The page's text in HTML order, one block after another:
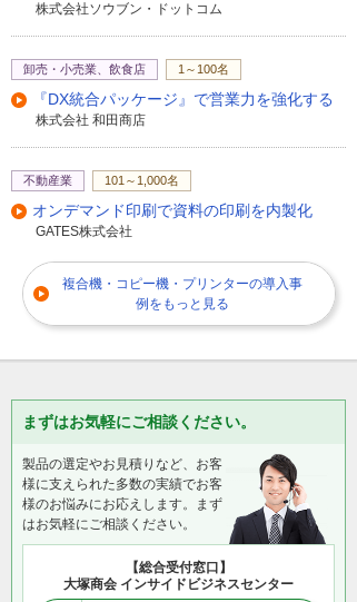
株式会社ソウブン・ドットコム
卸売・小売業、飲食店 1～100名
『DX統合パッケージ』で営業力を強化する
株式会社 和田商店
不動産業 101～1,000名
オンデマンド印刷で資料の印刷を内製化
GATES株式会社
複合機・コピー機・プリンターの導入事
例をもっと見る
まずはお気軽にご相談ください。
製品の選定やお見積りなど、お客
様に支えられた多数の実績でお客
様のお悩みにお応えします。まず
はお気軽にご相談ください。
【総合受付窓口】
大塚商会 インサイドビジネスセンター